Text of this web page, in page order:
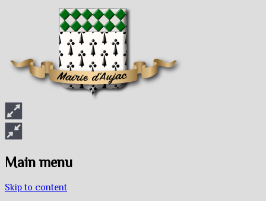
Main menu
Skip to content